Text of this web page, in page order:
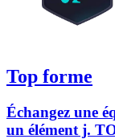
Top forme
Échangez une
un élément j.